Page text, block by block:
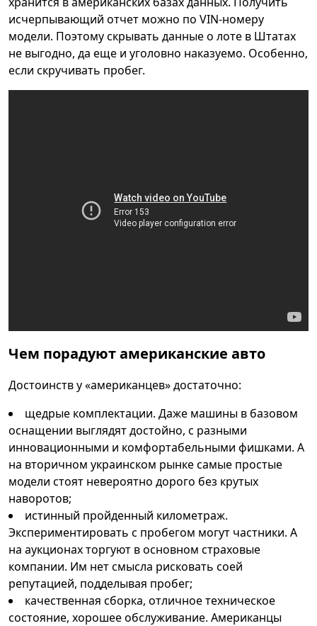
исчерпывающий отчет можно по VIN-номеру
модели. Поэтому скрывать данные о лоте в Штатах
не выгодно, да еще и уголовно наказуемо. Особенно,
если скручивать пробег.
Чем порадуют американские авто
Достоинств у «американцев» достаточно:
щедрые комплектации. Даже машины в базовом
оснащении выглядят достойно, с разными
инновационными и комфортабельными фишками. А
на вторичном украинском рынке самые простые
модели стоят невероятно дорого без крутых
наворотов;
истинный пройденный километраж.
Экспериментировать с пробегом могут частники. А
на аукционах торгуют в основном страховые
компании. Им нет смысла рисковать соей
репутацией, подделывая пробег;
качественная сборка, отличное техническое
состояние, хорошее обслуживание. Американцы